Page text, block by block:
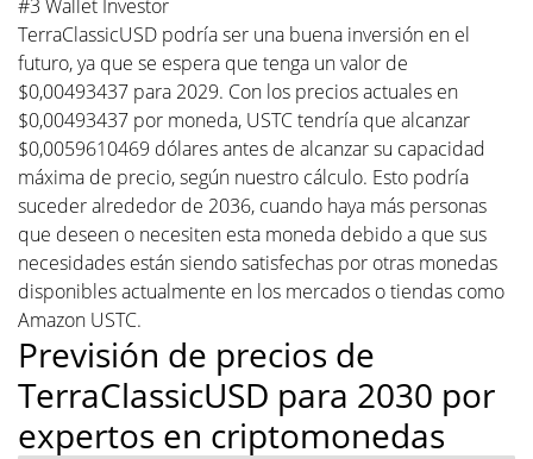
#3 Wallet Investor
TerraClassicUSD podría ser una buena inversión en el
futuro, ya que se espera que tenga un valor de
$0,00493437 para 2029. Con los precios actuales en
$0,00493437 por moneda, USTC tendría que alcanzar
$0,0059610469 dólares antes de alcanzar su capacidad
máxima de precio, según nuestro cálculo. Esto podría
suceder alrededor de 2036, cuando haya más personas
que deseen o necesiten esta moneda debido a que sus
necesidades están siendo satisfechas por otras monedas
disponibles actualmente en los mercados o tiendas como
Amazon USTC.
Previsión de precios de
TerraClassicUSD para 2030 por
expertos en criptomonedas